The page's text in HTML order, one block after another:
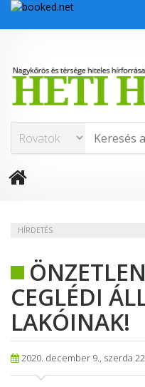
HÍRDETÉS
CEGLÉDI
LAKÓINAK!
2020. december 9., szerda